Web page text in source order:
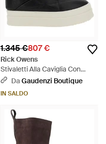
1.345 €807 €
Rick Owens
Stivaletti Alla Caviglia Con
Design Imbottito E Trapuntato -
DaGaudenzi Boutique
IN SALDO